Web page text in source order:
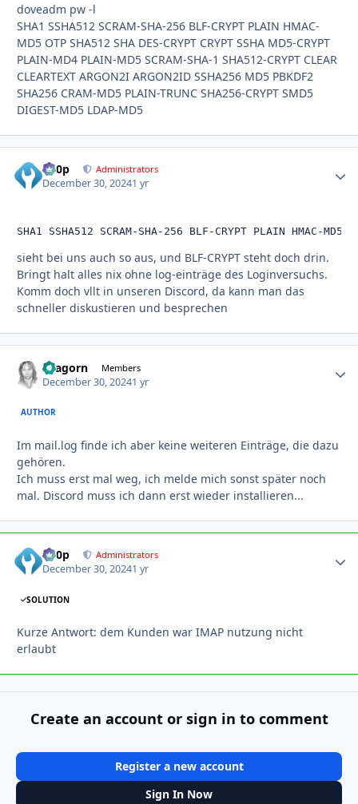
doveadm pw -l
SHA1 SSHA512 SCRAM-SHA-256 BLF-CRYPT PLAIN HMAC-
MD5 OTP SHA512 SHA DES-CRYPT CRYPT SSHA MD5-CRYPT
PLAIN-MD4 PLAIN-MD5 SCRAM-SHA-1 SHA512-CRYPT CLEAR
CLEARTEXT ARGON2I ARGON2ID SSHA256 MD5 PBKDF2
SHA256 CRAM-MD5 PLAIN-TRUNC SHA256-CRYPT SMD5
DIGEST-MD5 LDAP-MD5
d00p Administrators
December 30, 20241 yr
SHA1 SSHA512 SCRAM-SHA-256 BLF-CRYPT PLAIN HMAC-MD5
sieht bei uns auch so aus, und BLF-CRYPT steht doch drin.
Bringt halt alles nix ohne log-einträge des Loginversuchs.
Komm doch vllt in unseren Discord, da kann man das
schneller diskustieren und besprechen
Aragorn Members
December 30, 20241 yr
AUTHOR
Im mail.log finde ich aber keine weiteren Einträge, die dazu
gehören.
Ich muss erst mal weg, ich melde mich sonst später noch
mal. Discord muss ich dann erst wieder installieren...
d00p Administrators
December 30, 20241 yr
SOLUTION
Kurze Antwort: dem Kunden war IMAP nutzung nicht
erlaubt
Create an account or sign in to comment
Register a new account
Sign In Now